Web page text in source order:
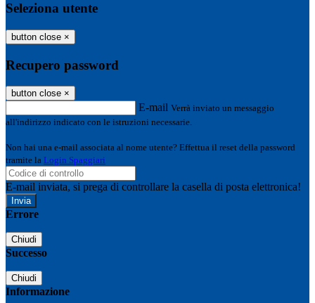
Seleziona utente
button close ×
Recupero password
button close ×
E-mail Verrà inviato un messaggio
all'indirizzo indicato con le istruzioni necessarie.
Non hai una e-mail associata al nome utente? Effettua il reset della password
tramite la Login Spaggiari
E-mail inviata, si prega di controllare la casella di posta elettronica!
Errore
Chiudi
Successo
Chiudi
Informazione